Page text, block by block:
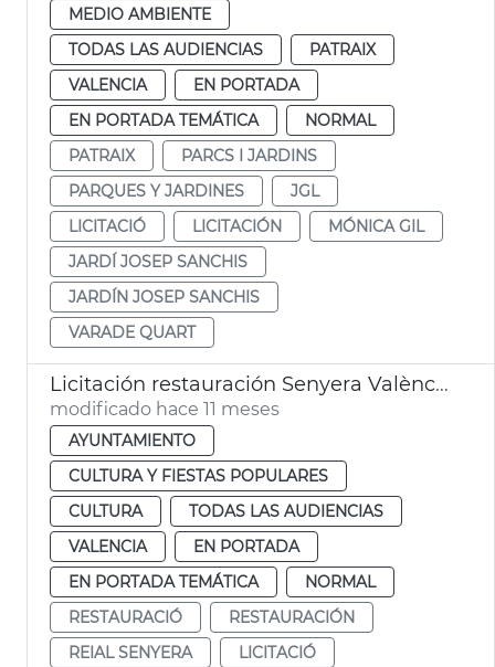
MEDIO AMBIENTE
TODAS LAS AUDIENCIAS
PATRAIX
VALENCIA
EN PORTADA
EN PORTADA TEMÁTICA
NORMAL
PATRAIX
PARCS I JARDINS
PARQUES Y JARDINES
JGL
LICITACIÓ
LICITACIÓN
MÓNICA GIL
JARDÍ JOSEP SANCHIS
JARDÍN JOSEP SANCHIS
VARADE QUART
Licitación restauración Senyera València 1545
modificado hace 11 meses
AYUNTAMIENTO
CULTURA Y FIESTAS POPULARES
CULTURA
TODAS LAS AUDIENCIAS
VALENCIA
EN PORTADA
EN PORTADA TEMÁTICA
NORMAL
RESTAURACIÓ
RESTAURACIÓN
REIAL SENYERA
LICITACIÓ